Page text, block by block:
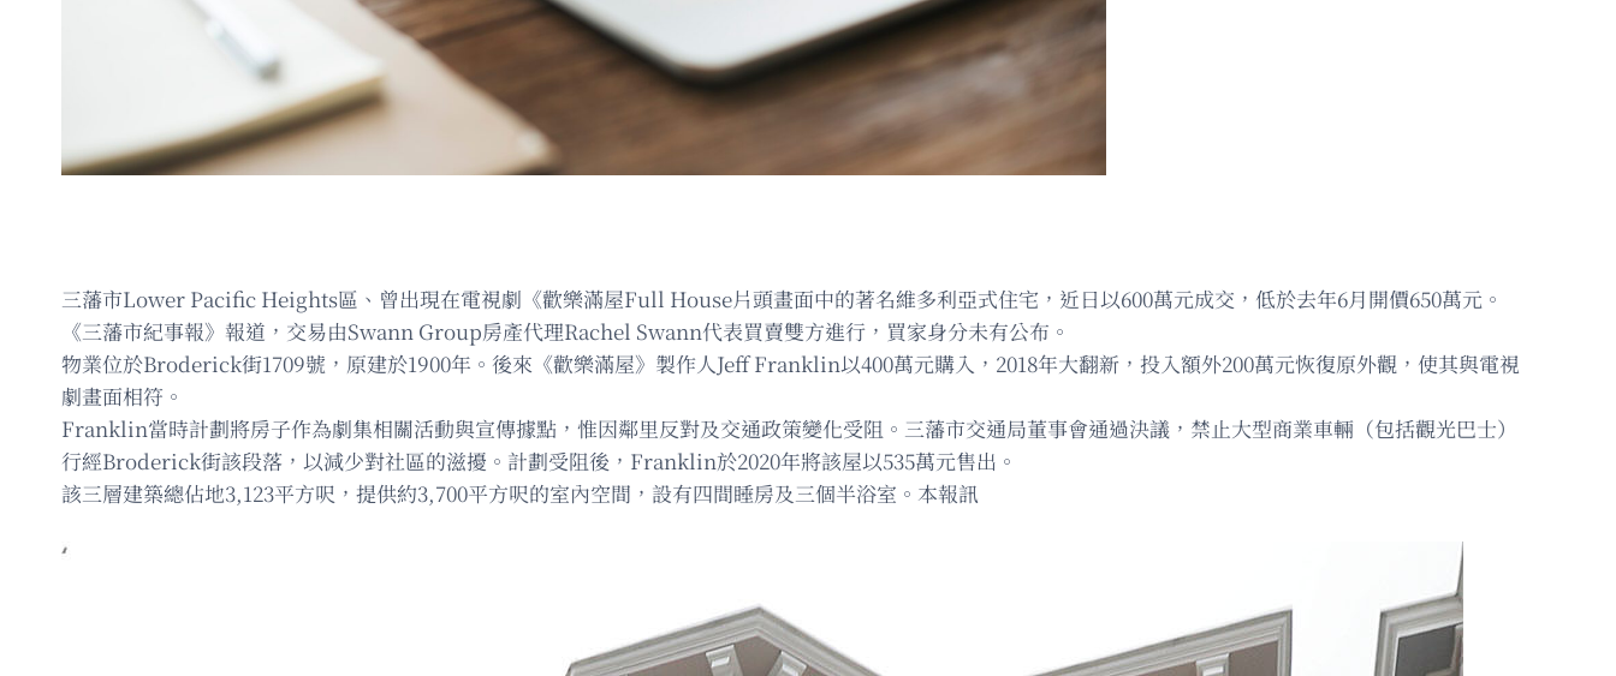
三藩市Lower Pacific Heights區、曾出現在電視劇《歡樂滿屋Full House片頭畫面中的著名維多利亞式住宅，近日以600萬元成交，低於去年6月開價650萬元。
《三藩市紀事報》報道，交易由Swann Group房產代理Rachel Swann代表買賣雙方進行，買家身分未有公布。
物業位於Broderick街1709號，原建於1900年。後來《歡樂滿屋》製作人Jeff Franklin以400萬元購入，2018年大翻新，投入額外200萬元恢復原外觀，使其與電視
劇畫面相符。
Franklin當時計劃將房子作為劇集相關活動與宣傳據點，惟因鄰里反對及交通政策變化受阻。三藩市交通局董事會通過決議，禁止大型商業車輛（包括觀光巴士）
行經Broderick街該段落，以減少對社區的滋擾。計劃受阻後，Franklin於2020年將該屋以535萬元售出。
該三層建築總佔地3,123平方呎，提供約3,700平方呎的室內空間，設有四間睡房及三個半浴室。本報訊